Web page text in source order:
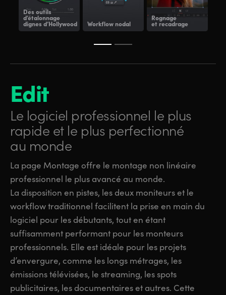
Des outils
d’étalonnage
dignes d’Hollywood Workflow nodal
Rognage
et recadrage
Edit
Le logiciel professionnel le plus
rapide et le plus perfectionné
au monde
La page Montage offre le montage non linéaire
professionnel le plus avancé au monde.
La disposition en pistes, les deux moniteurs et le
workflow traditionnel facilitent la prise en main du
logiciel pour les débutants, tout en étant
suffisamment performant pour les monteurs
professionnels. Elle est idéale pour les projets
d’envergure, comme les longs métrages, les
émissions télévisées, le streaming, les spots
publicitaires, les documentaires et autres. Cette